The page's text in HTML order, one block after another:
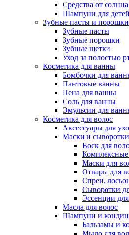
Средства от
Шампуни для детей
Зубные пасты и порошки
Зубные пасты
Зубные порошки
Зубные щетки
Уход за полостью
Косметика для ванны
Бомбочки для
Пантовые ванны
Пена для ванны
Соль для ванны
Эмульсии для
Косметика для волос
Аксессуары для
Маски и
Воск для
Комплексные
Маски для
Отвары для
Спреи,
Сыворотки
Эссенции
Масла для волос
Шампуни и
Бальзамы и
Мыло для